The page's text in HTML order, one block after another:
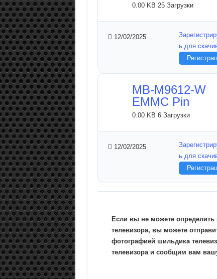
0.00 KB 25 Загрузки
12/02/2025
ь для
MB-M9612-W
EMMC Pin
0.00 KB 6 Загрузки
12/02/2025
ь для
Если вы не можете
телевизора, вы можете
фотографией шильдика
телевизора и сообщим вам